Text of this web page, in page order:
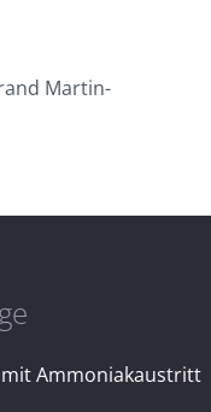
Martin-
Ammoniakaustritt